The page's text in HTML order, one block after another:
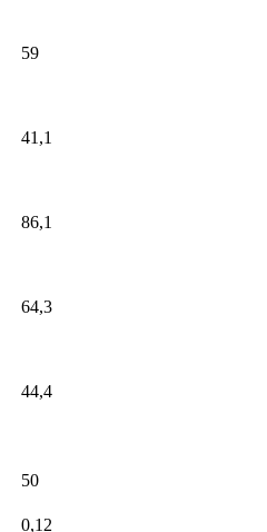
59
41,1
86,1
64,3
44,4
50
0,12